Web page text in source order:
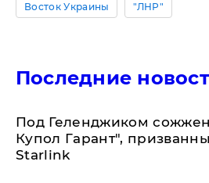
Восток Украины "ЛНР"
Последние
Под Геленджиком
Купол Гарант",
Starlink